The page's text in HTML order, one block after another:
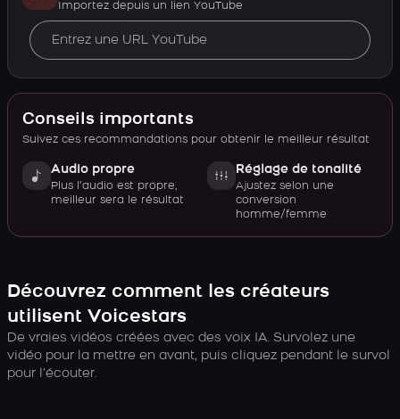
Importez depuis un lien YouTube
Conseils importants
Suivez ces recommandations pour obtenir le meilleur résultat
Audio propre
Plus l’audio est propre,
meilleur sera le résultat
Réglage de tonalité
Ajustez selon une
conversion
homme/femme
Découvrez comment les créateurs
utilisent Voicestars
De vraies vidéos créées avec des voix IA. Survolez une
vidéo pour la mettre en avant, puis cliquez pendant le survol
pour l’écouter.